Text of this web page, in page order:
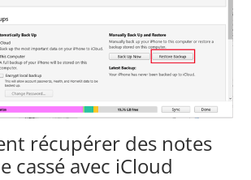
récupérer des notes
cassé avec iCloud